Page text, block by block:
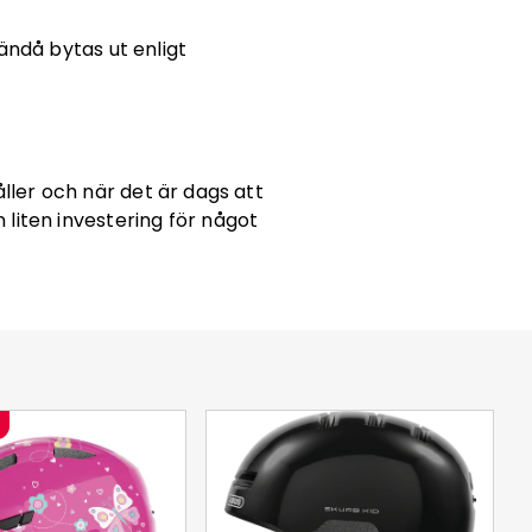
bytas ut enligt
och när det är dags att
liten investering för något